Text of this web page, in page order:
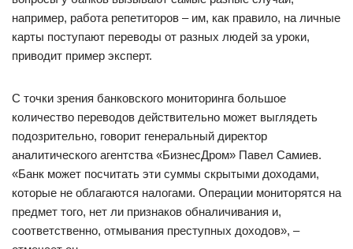
например, работа репетиторов – им, как правило, на личные
карты поступают переводы от разных людей за уроки,
приводит пример эксперт.
С точки зрения банковского мониторинга большое
количество переводов действительно может выглядеть
подозрительно, говорит генеральный директор
аналитического агентства «БизнесДром» Павел Самиев.
«Банк может посчитать эти суммы скрытыми доходами,
которые не облагаются налогами. Операции мониторятся на
предмет того, нет ли признаков обналичивания и,
соответственно, отмывания преступных доходов», –